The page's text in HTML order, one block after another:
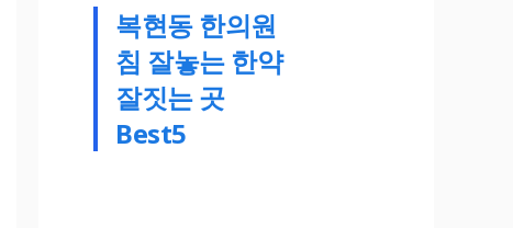
복현동 한의원
침 잘놓는 한약
잘짓는 곳
Best5